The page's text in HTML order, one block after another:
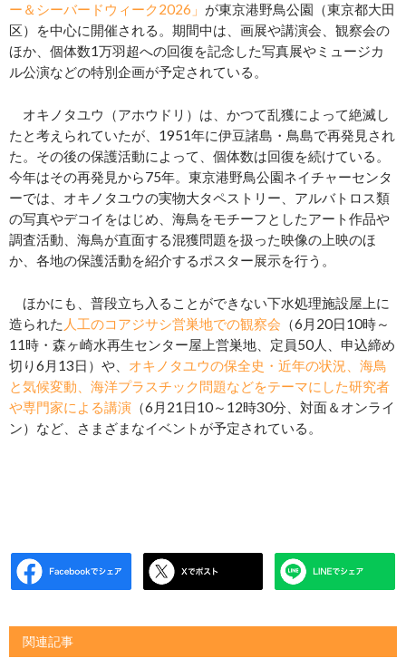
ー＆シーバードウィーク2026」 が東京港野鳥公園（東京都大田
区）を中心に開催される。期間中は、画展や講演会、観察会の
ほか、個体数1万羽超への回復を記念した写真展やミュージカ
ル公演などの特別企画が予定されている。
オキノタユウ（アホウドリ）は、かつて乱獲によって絶滅し
たと考えられていたが、1951年に伊豆諸島・鳥島で再発見され
た。その後の保護活動によって、個体数は回復を続けている。
今年はその再発見から75年。東京港野鳥公園ネイチャーセンタ
ーでは、オキノタユウの実物大タペストリー、アルバトロス類
の写真やデコイをはじめ、海鳥をモチーフとしたアート作品や
調査活動、海鳥が直面する混獲問題を扱った映像の上映のほ
か、各地の保護活動を紹介するポスター展示を行う。
ほかにも、普段立ち入ることができない下水処理施設屋上に
造られた 人工のコアジサシ営巣地での観察会 （6月20日10時～
11時・森ヶ崎水再生センター屋上営巣地、定員50人、申込締め
切り6月13日）や、 オキノタユウの保全史・近年の状況、海鳥
と気候変動、海洋プラスチック問題などをテーマにした研究者
や専門家による講演 （6月21日10～12時30分、対面＆オンライ
ン）など、さまざまなイベントが予定されている。
関連記事